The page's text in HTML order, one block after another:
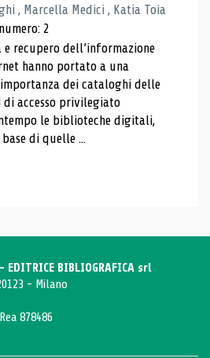
, Marcella Medici , Katia Toia
2
recupero dell’informazione
hanno portato a una
dei cataloghi delle
accesso privilegiato
le biblioteche digitali,
di quelle ...
BIBLIOGRAFICA srl
- Milano
878486